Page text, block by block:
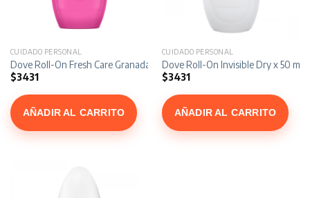
CUIDADO PERSONAL
Dove Roll-On Fresh Care Granada y Verbena x 50 ml
$3431
AÑADIR AL CARRITO
CUIDADO PERSONAL
Dove Roll-On Invisible Dry x 50 ml
$3431
AÑADIR AL CARRITO